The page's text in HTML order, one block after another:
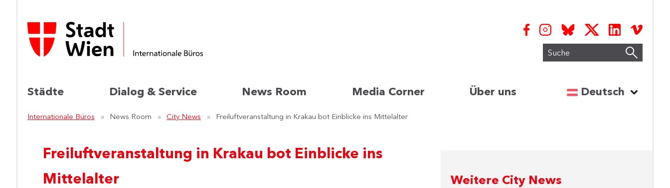
Suche
Städte Dialog & Service News Room Media Corner Über uns Sprache
Deutsch
Internationale Büros News Room City News Freiluftveranstaltung in Krakau bot Einblicke ins Mittelalter
Freiluftveranstaltung in Krakau bot Einblicke ins
Mittelalter
Weitere City News